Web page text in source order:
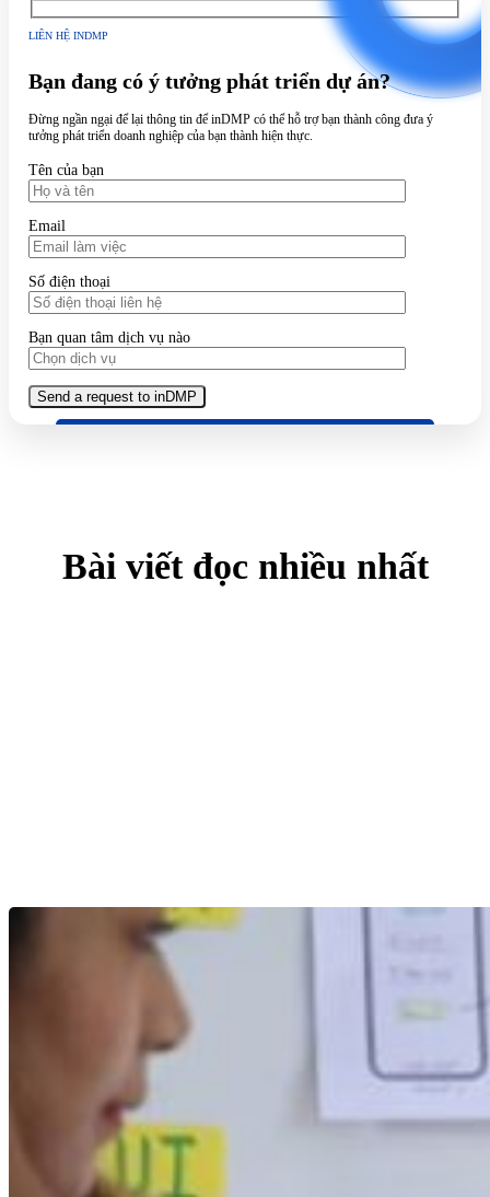
LIÊN HỆ INDMP
Bạn đang có ý tưởng phát triển dự án?
Đừng ngần ngại để lại thông tin để inDMP có thể hỗ trợ bạn thành công đưa ý
tưởng phát triển doanh nghiệp của bạn thành hiện thực.
Tên của bạn
Email
Số điện thoại
Bạn quan tâm dịch vụ nào
Bài viết đọc nhiều nhất